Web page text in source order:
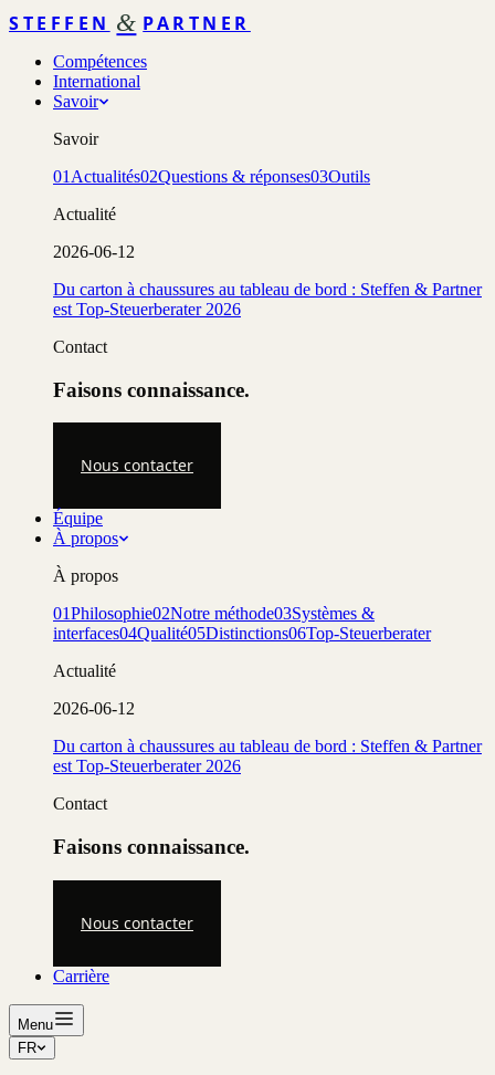
STEFFEN & PARTNER
Compétences
International
Savoir
Savoir
01 Actualités02Questions & réponses03Outils
Actualité
2026-06-12
Du carton à chaussures au tableau de bord : Steffen & Partner
est Top-Steuerberater 2026
Contact
Faisons connaissance.
Nous contacter
Équipe
À propos
À propos
01Philosophie02Notre méthode03Systèmes &
interfaces04Qualité05Distinctions06Top-Steuerberater
Actualité
2026-06-12
Du carton à chaussures au tableau de bord : Steffen & Partner
est Top-Steuerberater 2026
Contact
Faisons connaissance.
Nous contacter
Carrière
Menu
FR